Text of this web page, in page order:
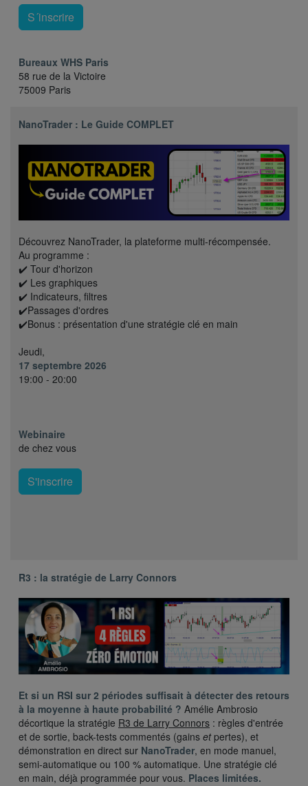
S´inscrire
Bureaux WHS Paris
58 rue de la Victoire
75009 Paris
NanoTrader : Le Guide COMPLET
Découvrez NanoTrader, la plateforme multi-récompensée.
Au programme :
✔️ Tour d'horizon
✔️ Les graphiques
✔️ Indicateurs, filtres
✔️Passages d'ordres
✔️Bonus : présentation d'une stratégie clé en main
Jeudi,
17 septembre 2026
19:00 - 20:00
Webinaire
de chez vous
S'inscrire
R3 : la stratégie de Larry Connors
Et si un RSI sur 2 périodes suffisait à détecter des retours
à la moyenne à haute probabilité ? Amélie Ambrosio
décortique la stratégie R3 de Larry Connors : règles d'entrée
et de sortie, back-tests commentés (gains etpertes), et
démonstration en direct sur NanoTrader, en mode manuel,
semi-automatique ou 100 % automatique. Une stratégie clé
en main, déjà programmée pour vous. Places limitées.